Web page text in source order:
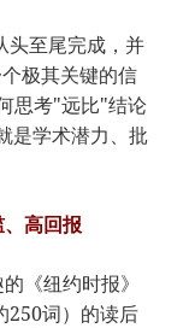
头至尾完成，并
极其关键的信
思考"远比"结论
是学术潜力、批
高回报
《纽约时报》
250词）的读后